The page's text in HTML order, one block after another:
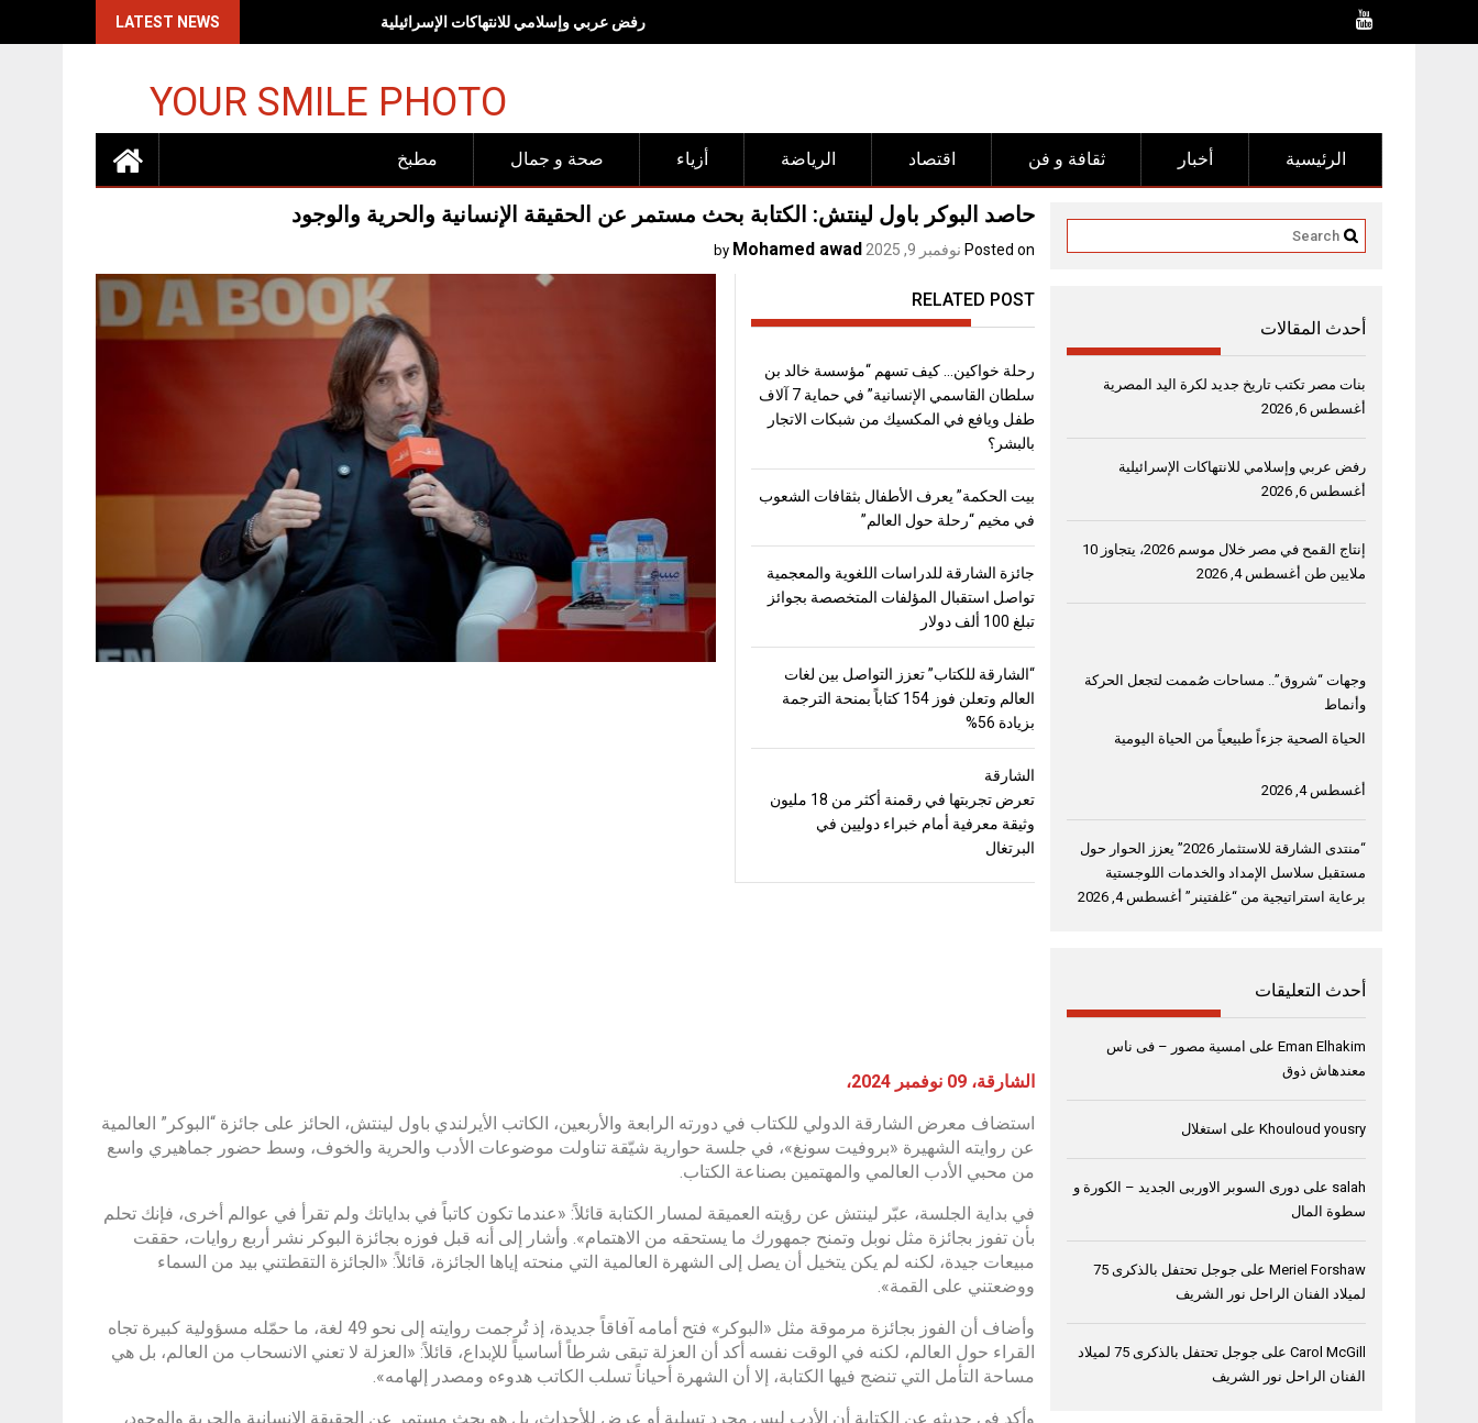
LATEST NEWS رفض عربي وإسلامي للانتهاكات الإسرائيلية
YOUR SMILE PHOTO
مطبخ صحة و جمال أزياء الرياضة اقتصاد ثقافة و فن أخبار الرئيسية
حاصد البوكر باول لينتش: الكتابة بحث مستمر عن الحقيقة الإنسانية والحرية والوجود
Posted on نوفمبر 9, 2025 by
Mohamed awad
RELATED POST
رحلة خواكين… كيف تسهم “مؤسسة خالد بن
سلطان القاسمي الإنسانية” في حماية 7 آلاف
طفل ويافع في المكسيك من شبكات الاتجار
بالبشر؟
بيت الحكمة” يعرف الأطفال بثقافات الشعوب
في مخيم “رحلة حول العالم”
جائزة الشارقة للدراسات اللغوية والمعجمية
تواصل استقبال المؤلفات المتخصصة بجوائز
تبلغ 100 ألف دولار
“الشارقة للكتاب” تعزز التواصل بين لغات
العالم وتعلن فوز 154 كتاباً بمنحة الترجمة
بزيادة 56%
الشارقة
تعرض تجربتها في رقمنة أكثر من 18 مليون
وثيقة معرفية أمام خبراء دوليين في
البرتغال
الشارقة، 09 نوفمبر 2024،
استضاف معرض الشارقة الدولي للكتاب في دورته الرابعة والأربعين، الكاتب الأيرلندي باول لينتش، الحائز على جائزة “البوكر” العالمية
عن روايته الشهيرة «بروفيت سونغ»، في جلسة حوارية شيّقة تناولت موضوعات الأدب والحرية والخوف، وسط حضور جماهيري واسع
من محبي الأدب العالمي والمهتمين بصناعة الكتاب.
في بداية الجلسة، عبّر لينتش عن رؤيته العميقة لمسار الكتابة قائلاً: «عندما تكون كاتباً في بداياتك ولم تقرأ في عوالم أخرى، فإنك تحلم
بأن تفوز بجائزة مثل نوبل وتمنح جمهورك ما يستحقه من الاهتمام». وأشار إلى أنه قبل فوزه بجائزة البوكر نشر أربع روايات، حققت
مبيعات جيدة، لكنه لم يكن يتخيل أن يصل إلى الشهرة العالمية التي منحته إياها الجائزة، قائلاً: «الجائزة التقطتني بيد من السماء
ووضعتني على القمة».
وأضاف أن الفوز بجائزة مرموقة مثل «البوكر» فتح أمامه آفاقاً جديدة، إذ تُرجمت روايته إلى نحو 49 لغة، ما حمّله مسؤولية كبيرة تجاه
القراء حول العالم، لكنه في الوقت نفسه أكد أن العزلة تبقى شرطاً أساسياً للإبداع، قائلاً: «العزلة لا تعني الانسحاب من العالم، بل هي
مساحة التأمل التي تنضج فيها الكتابة، إلا أن الشهرة أحياناً تسلب الكاتب هدوءه ومصدر إلهامه».
وأكد في حديثه عن الكتابة أن الأدب ليس مجرد تسلية أو عرض للأحداث، بل هو بحث مستمر عن الحقيقة الإنسانية والحرية والوجود،
أحدث المقالات
بنات مصر تكتب تاريخ جديد لكرة اليد المصرية
أغسطس 6, 2026
رفض عربي وإسلامي للانتهاكات الإسرائيلية
أغسطس 6, 2026
إنتاج القمح في مصر خلال موسم 2026، يتجاوز 10
ملايين طن أغسطس 4, 2026
وجهات “شروق”.. مساحات صُممت لتجعل الحركة
وأنماط
الحياة الصحية جزءاً طبيعياً من الحياة اليومية
أغسطس 4, 2026
“منتدى الشارقة للاستثمار 2026” يعزز الحوار حول
مستقبل سلاسل الإمداد والخدمات اللوجستية
برعاية استراتيجية من “غلفتينر” أغسطس 4, 2026
أحدث التعليقات
Eman Elhakim على امسية مصور – فى ناس
معندهاش ذوق
Khouloud yousry على استغلال
salah على دورى السوبر الاوربى الجديد – الكورة و
سطوة المال
Meriel Forshaw على
جوجل تحتفل بالذكرى 75
لميلاد الفنان الراحل نور الشريف
Carol McGill على
جوجل تحتفل بالذكرى 75 لميلاد
الفنان الراحل نور الشريف